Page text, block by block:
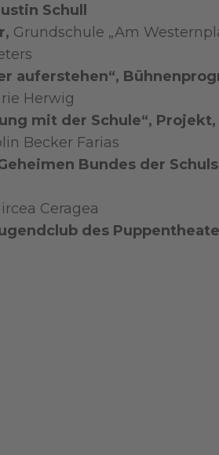
Schull
Grundschule „Am
auferstehen“,
Herwig
mit der Schule“, Projekt,
Becker Farias
Bundes der
Ceragea
des